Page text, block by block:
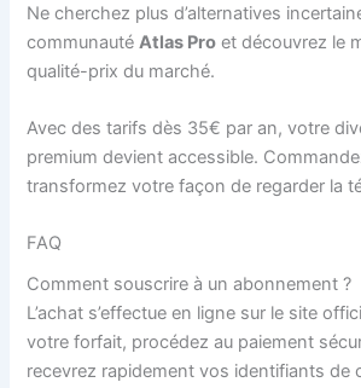
Ne cherchez plus d’alternatives
communauté Atlas Pro et découvrez le
qualité-prix du marché.
Avec des tarifs dès 35€ par an, votre
premium devient accessible.
transformez votre façon de regarder la
FAQ
Comment souscrire à un abonnement ?
L’achat s’effectue en ligne sur le site
votre forfait, procédez au paiement
recevrez rapidement vos identifiants de